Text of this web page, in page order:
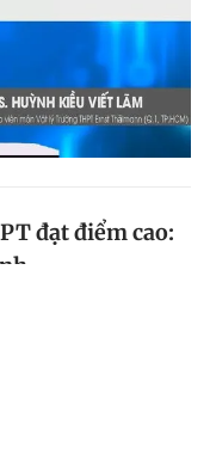
đạt điểm cao: